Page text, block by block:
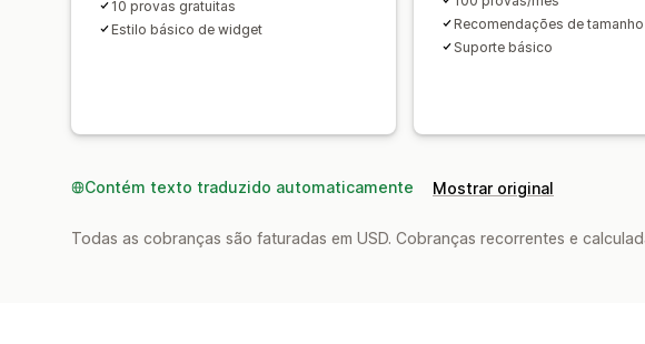
10 provas gratuitas
Estilo básico de widget
Recomendações de tamanho
Suporte básico
Contém texto traduzido automaticamente Mostrar original
Todas as cobranças são faturadas em USD. Cobranças recorrentes e